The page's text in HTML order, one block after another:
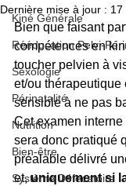
Kiné Générale
Rééducation Pelvi-
Sexologie
Périnatalité
Nutrition
Bien-être
Système Défecatoire
Dernière mise à jour : 17
Bien que faisant
compétences en
toucher pelvien à
et/ou thérapeutique
sensible à ne pas
Cet examen interne
sera donc pratiqué
préalable délivré
et, uniquement si